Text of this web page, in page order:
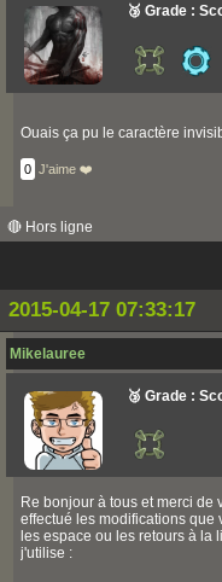
🥉 Grade :
Ouais ça pu le caractère
0 J'aime ❤️
🔴 Hors ligne
2015-04-17 07:33:17
Mikelauree
🥉 Grade :
Re bonjour à tous et merci de
effectué les modifications
les espace ou les retours à la
j'utilise :